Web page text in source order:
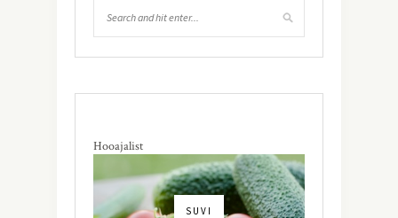
Hooajalist
SUVI